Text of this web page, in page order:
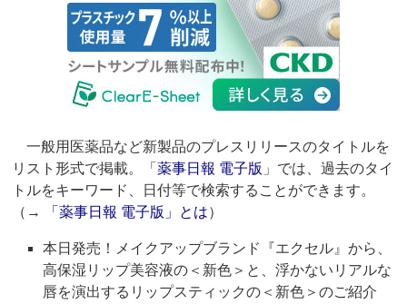
一般用医薬品など新製品のプレスリリースのタイトルを
リスト形式で掲載。「薬事日報 電子版 」では、過去のタイ
トルをキーワード、日付等で検索することができます。
（→
「薬事日報 電子版」とは）
本日発売！メイクアップブランド『エクセル』から、
高保湿リップ美容液の＜新色＞と、浮かないリアルな
唇を演出するリップスティックの＜新色＞のご紹介